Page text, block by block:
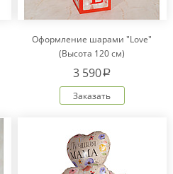
Оформление шарами "Love"
(Высота 120 см)
3 590a
Заказать